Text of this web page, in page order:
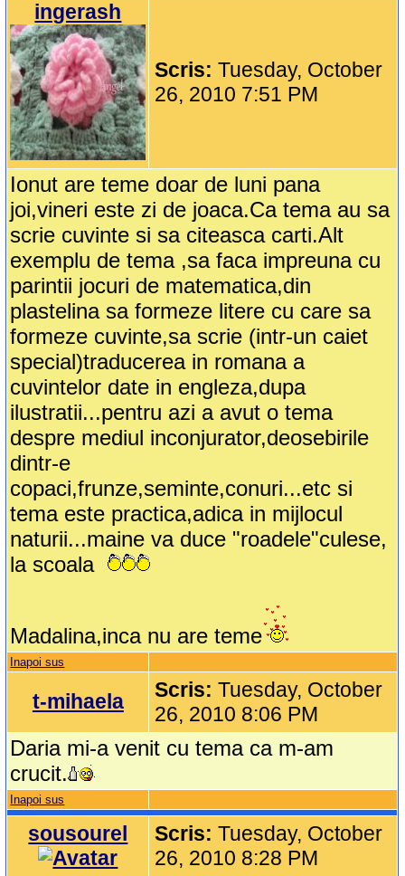
ingerash
Scris:Tuesday, October
26, 2010 7:51 PM
Ionut are teme doar de luni pana
joi,vineri este zi de joaca.Ca tema au sa
scrie cuvinte si sa citeasca carti.Alt
exemplu de tema ,sa faca impreuna cu
parintii jocuri de matematica,din
plastelina sa formeze litere cu care sa
formeze cuvinte,sa scrie (intr-un caiet
special)traducerea in romana a
cuvintelor date in engleza,dupa
ilustratii...pentru azi a avut o tema
despre mediul inconjurator,deosebirile
dintr-e
copaci,frunze,seminte,conuri...etc si
tema este practica,adica in mijlocul
naturii...maine va duce "roadele"culese,
la scoala
Madalina,inca nu are teme
Inapoi sus
t-mihaela Scris:Tuesday, October
26, 2010 8:06 PM
Daria mi-a venit cu tema ca m-am
crucit.
Inapoi sus
sousourel Scris:Tuesday, October
26, 2010 8:28 PM